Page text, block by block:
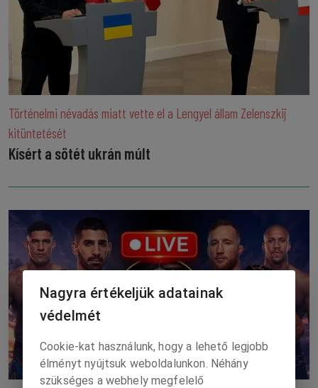
Történelmi névadás miatt vette el a Lengyel állam Zelenszkij
kitüntetését
Kísért a sötét ukrán múlt
Nagyra értékeljük adatainak
védelmét
Cookie-kat használunk, hogy a lehető legjobb
élményt nyújtsuk weboldalunkon. Néhány
szükséges a webhely megfelelő